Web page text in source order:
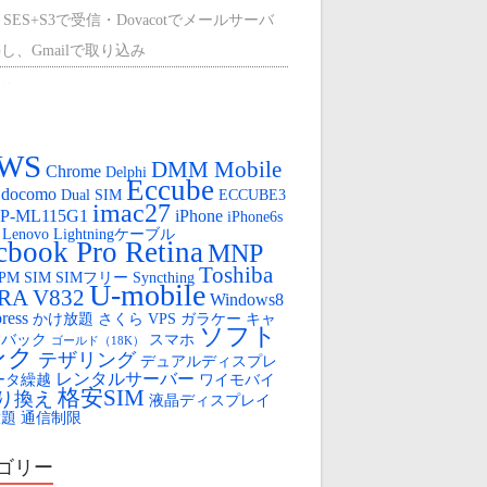
SES+S3で受信・Dovacotでメールサーバ
、Gmailで取り込み
かり（クロスパスとPPPoEで冗長化）
Cloud VPSの盲点（AWSからの移行）
Cloud VPS 無料SSL
ボット
のLIVE配信用URLを固定する
Chrome Delphi DMM Mobile
docomo Dual SIM Eccube ECCUBE3
ML115G1 imac27 iPhone iPhone6s
Lenovo Lightningケーブル
Pro RetinaMNP
SIM SIMフリー Syncthing Toshiba
V832 U-mobile Windows8
かけ放題 さくら VPS ガラケー キャ
ック
ゴールド（18K） スマホ ソフト
テザリング デュアルディスプレ
タ繰越 レンタルサーバー ワイモバイ
換え 格安SIM 液晶ディスプレイ
通信制限
リー